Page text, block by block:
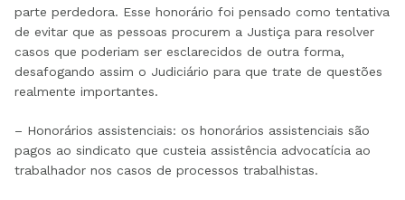
parte perdedora. Esse honorário foi pensado como tentativa
de evitar que as pessoas procurem a Justiça para resolver
casos que poderiam ser esclarecidos de outra forma,
desafogando assim o Judiciário para que trate de questões
realmente importantes.
– Honorários assistenciais: os honorários assistenciais são
pagos ao sindicato que custeia assistência advocatícia ao
trabalhador nos casos de processos trabalhistas.